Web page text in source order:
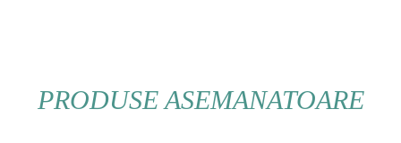
PRODUSE ASEMANATOARE